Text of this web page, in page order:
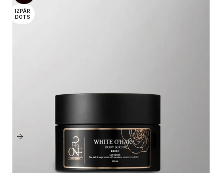
IZPĀR
DOTS